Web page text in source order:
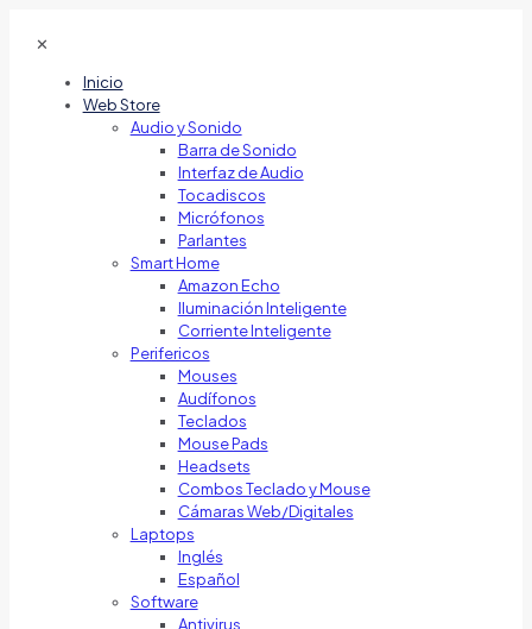
✕
Inicio
Web Store
Audio y Sonido
Barra de Sonido
Interfaz de Audio
Tocadiscos
Micrófonos
Parlantes
Smart Home
Amazon Echo
Iluminación Inteligente
Corriente Inteligente
Perifericos
Mouses
Audífonos
Teclados
Mouse Pads
Headsets
Combos Teclado y Mouse
Cámaras Web/Digitales
Laptops
Inglés
Español
Software
Antivirus